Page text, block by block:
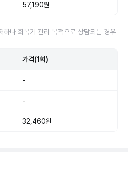
57,190원
하나 회복기 관리 목적으로 상담되는 경우
가격(1회)
-
-
32,460원